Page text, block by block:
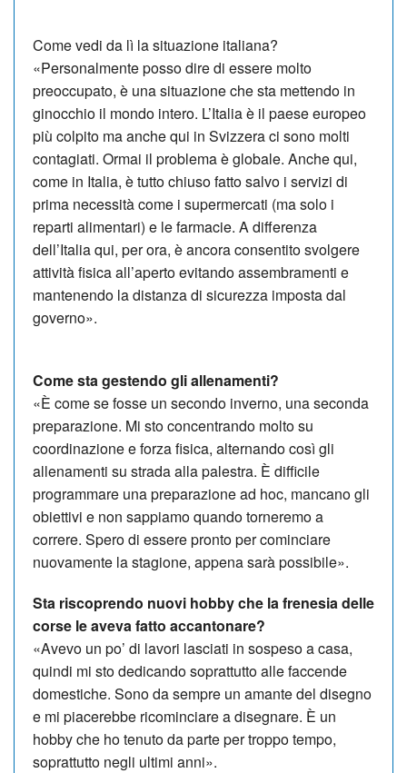
Come vedi da lì la situazione italiana?
«Personalmente posso dire di essere molto
preoccupato, è una situazione che sta mettendo in
ginocchio il mondo intero. L’Italia è il paese europeo
più colpito ma anche qui in Svizzera ci sono molti
contagiati. Ormai il problema è globale. Anche qui,
come in Italia, è tutto chiuso fatto salvo i servizi di
prima necessità come i supermercati (ma solo i
reparti alimentari) e le farmacie. A differenza
dell’Italia qui, per ora, è ancora consentito svolgere
attività fisica all’aperto evitando assembramenti e
mantenendo la distanza di sicurezza imposta dal
governo».
Come sta gestendo gli allenamenti?
«È come se fosse un secondo inverno, una seconda
preparazione. Mi sto concentrando molto su
coordinazione e forza fisica, alternando così gli
allenamenti su strada alla palestra. È difficile
programmare una preparazione ad hoc, mancano gli
obiettivi e non sappiamo quando torneremo a
correre. Spero di essere pronto per cominciare
nuovamente la stagione, appena sarà possibile».
Sta riscoprendo nuovi hobby che la frenesia delle
corse le aveva fatto accantonare?
«Avevo un po’ di lavori lasciati in sospeso a casa,
quindi mi sto dedicando soprattutto alle faccende
domestiche. Sono da sempre un amante del disegno
e mi piacerebbe ricominciare a disegnare. È un
hobby che ho tenuto da parte per troppo tempo,
soprattutto negli ultimi anni».